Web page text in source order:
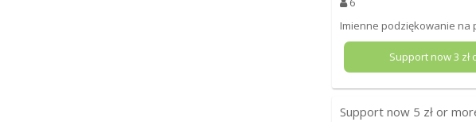
Imienne podziękowanie na
Support now3 zł
Support now 5 zł or